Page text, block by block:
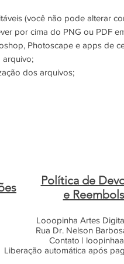
(você não pode alterar
por cima do PNG ou PDF
Photoscape e apps de
arquivo;
dos arquivos;
Política de
e
Looopinha Artes
Rua Dr. Nelson
Contato |
Liberação automática após